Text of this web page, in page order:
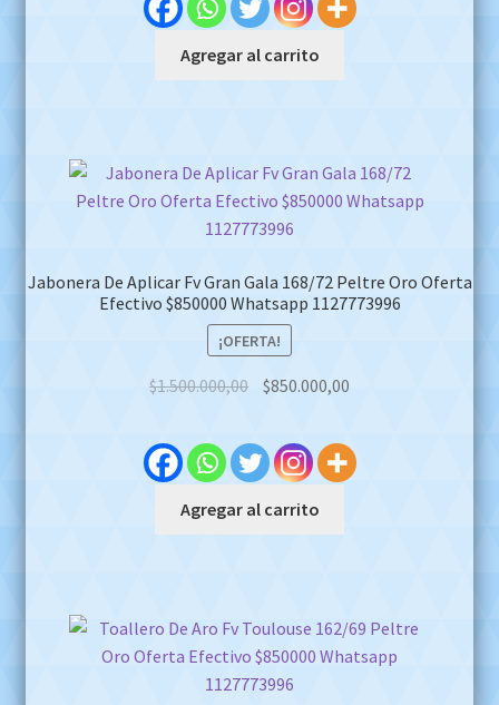
$980.000,00. $500.000,00.
Agregar al carrito
Jabonera De Aplicar Fv Gran Gala 168/72 Peltre Oro Oferta
Efectivo $850000 Whatsapp 1127773996
¡OFERTA!
$1.500.000,00
Original
was:
$1.500.000,00.
$850.000,00Current
is:
$850.000,00.
Agregar al carrito